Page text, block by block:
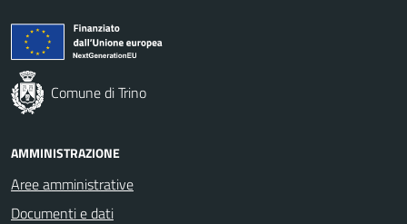
Comune di Trino
AMMINISTRAZIONE
Aree amministrative
Documenti e dati